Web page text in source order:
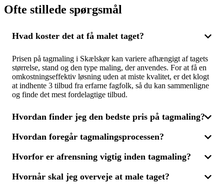
Ofte stillede spørgsmål
Hvad koster det at få malet taget?
Prisen på tagmaling i Skælskør kan variere afhængigt af tagets
størrelse, stand og den type maling, der anvendes. For at få en
omkostningseffektiv løsning uden at miste kvalitet, er det klogt
at indhente 3 tilbud fra erfarne fagfolk, så du kan sammenligne
og finde det mest fordelagtige tilbud.
Hvordan finder jeg den bedste pris på tagmaling?
For at opnå den bedste pris på tagmaling i Skælskør bør du
kan du sammenligne priser, materialer og erfaring, så du vælger
Husk, at den billigste løsning ikke altid er den bedste – god
rengøring og maling er også afgørende.
Hvordan foregår tagmalingsprocessen?
Tagmalingsprocessen begynder ofte med en grundig rengøring
malingshæftning. Derefter påføres malingen i flere lag for en
Hvorfor er afrensning vigtig inden tagmaling?
Afrensning er afgørende inden tagmaling, da det gør taget klart
Hvornår skal jeg overveje at male taget?